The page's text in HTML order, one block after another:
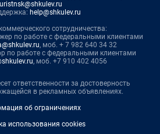
help@shkulev.ru
сотрудничества:
по работе с федеральными клиентами
, моб. + 7 982 640 34 32
по работе с федеральными клиентами
, моб. +7 910 402 4056
ответственности за достоверность
в рекламных объявлениях.
об ограничениях
использования cookies